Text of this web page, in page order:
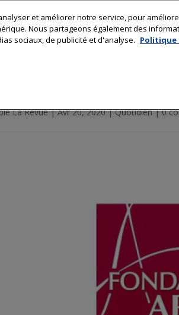
Matériel & Technologie
La Revue|Avr 20, 2020|Quotidien|0
et améliorer notre service, pour
Nous partageons également des
sociaux, de publicité et d'analyse. Politique